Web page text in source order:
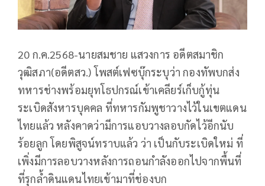
20 ก.ค.2568-นายสมชาย แสวงการ อดีตสมาชิก
วุฒิสภา(อดีตสว.) โพสต์เฟซบุ๊กระบุว่า กองทัพบกส่ง
ทหารช่างพร้อมยุทโธปกรณ์เข้าเคลียร์เก็บกู้ทุ่น
ระเบิดสังหารบุคคล ที่ทหารกัมพูชาวางไว้ในเขตแดน
ไทยแล้ว หลังคาดว่ามีการแอบวางลอบกัดไว้อีกนับ
ร้อยลูก โดยพิสูจน์ทราบแล้ว ว่า เป็นกับระเบิดใหม่ ที่
เพิ่งมีการลอบวางหลังการถอนกำลังออกไปจากพื้นที่
ที่รุกล้ำดินแดนไทยเข้ามาที่ช่องบก